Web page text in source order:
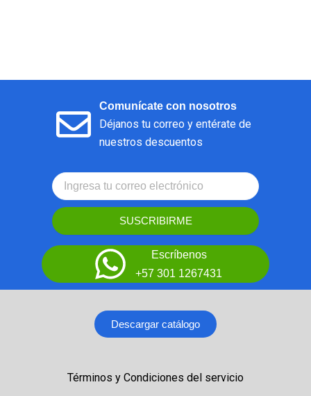
Comunícate con nosotros
Déjanos tu correo y entérate de
nuestros descuentos
SUSCRIBIRME
Escríbenos
+57 301 1267431
Descargar catálogo
Términos y Condiciones del servicio